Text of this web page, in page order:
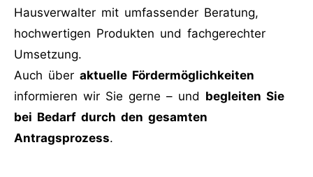
Hausverwalter mit umfassender Beratung,
hochwertigen Produkten und fachgerechter
Umsetzung.
Auch über aktuelle Fördermöglichkeiten
informieren wir Sie gerne – und begleiten Sie
bei Bedarf durch den gesamten
Antragsprozess.